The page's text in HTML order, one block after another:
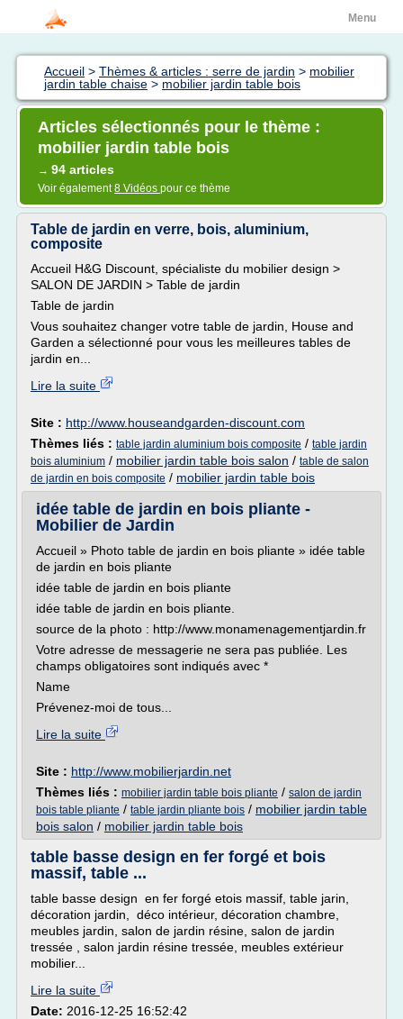
Menu
Accueil > Thèmes & articles : serre de jardin > mobilier
jardin table chaise > mobilier jardin table bois
Articles sélectionnés pour le thème :
mobilier jardin table bois
→ 94 articles
Voir également8 Vidéos pour ce thème
Table de jardin en verre, bois, aluminium,
composite
Accueil H&G Discount, spécialiste du mobilier design >
SALON DE JARDIN > Table de jardin
Table de jardin
Vous souhaitez changer votre table de jardin, House and
Garden a sélectionné pour vous les meilleures tables de
jardin en...
Lire la suite
Site : http://www.houseandgarden-discount.com
Thèmes liés : table jardin aluminium bois composite / table jardin
bois aluminium / mobilier jardin table bois salon / table de salon
de jardin en bois composite / mobilier jardin table bois
idée table de jardin en bois pliante -
Mobilier de Jardin
Accueil » Photo table de jardin en bois pliante » idée table
de jardin en bois pliante
idée table de jardin en bois pliante
idée table de jardin en bois pliante.
source de la photo : http://www.monamenagementjardin.fr
Votre adresse de messagerie ne sera pas publiée. Les
champs obligatoires sont indiqués avec *
Name
Prévenez-moi de tous...
Lire la suite
Site : http://www.mobilierjardin.net
Thèmes liés : mobilier jardin table bois pliante / salon de jardin
bois table pliante / table jardin pliante bois / mobilier jardin table
bois salon / mobilier jardin table bois
table basse design en fer forgé et bois
massif, table ...
table basse design en fer forgé etois massif, table jarin,
décoration jardin, déco intérieur, décoration chambre,
meubles jardin, salon de jardin résine, salon de jardin
tressée , salon jardin résine tressée, meubles extérieur
mobilier...
Lire la suite
Date: 2016-12-25 16:52:42